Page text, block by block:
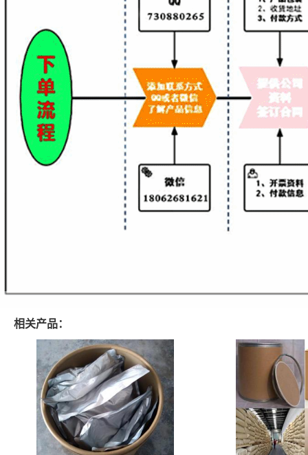
相关产品：